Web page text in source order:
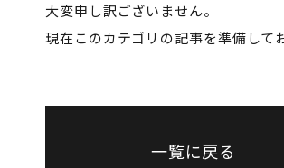
大変申し訳ございません。
現在このカテゴリの記事を準備して
一覧に戻る